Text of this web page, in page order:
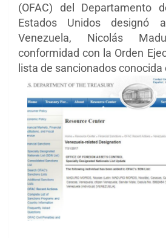
(OFAC) del Departamento
Estados Unidos designó
Venezuela, Nicolás
conformidad con la Orden
lista de sancionados conocida